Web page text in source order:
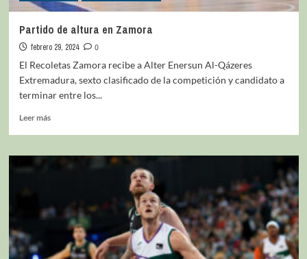
Partido de altura en Zamora
febrero 29, 2024
0
El Recoletas Zamora recibe a Alter Enersun Al-Qázeres
Extremadura, sexto clasificado de la competición y candidato a
terminar entre los...
Leer más